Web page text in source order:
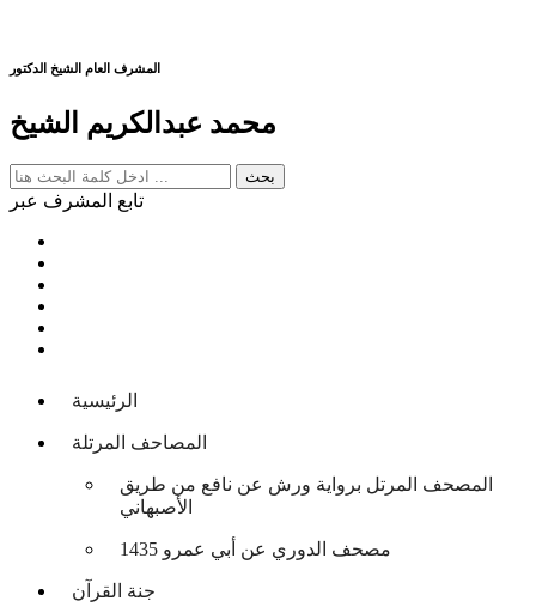
المشرف العام الشيخ الدكتور
محمد عبدالكريم الشيخ
تابع المشرف عبر
الرئيسية
المصاحف المرتلة
المصحف المرتل برواية ورش عن نافع من طريق
الأصبهاني
مصحف الدوري عن أبي عمرو 1435
جنة القرآن